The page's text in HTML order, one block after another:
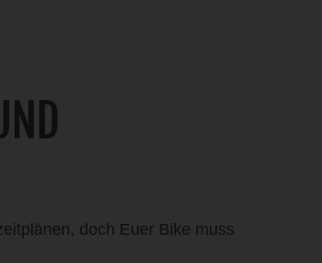
doch Euer Bike muss